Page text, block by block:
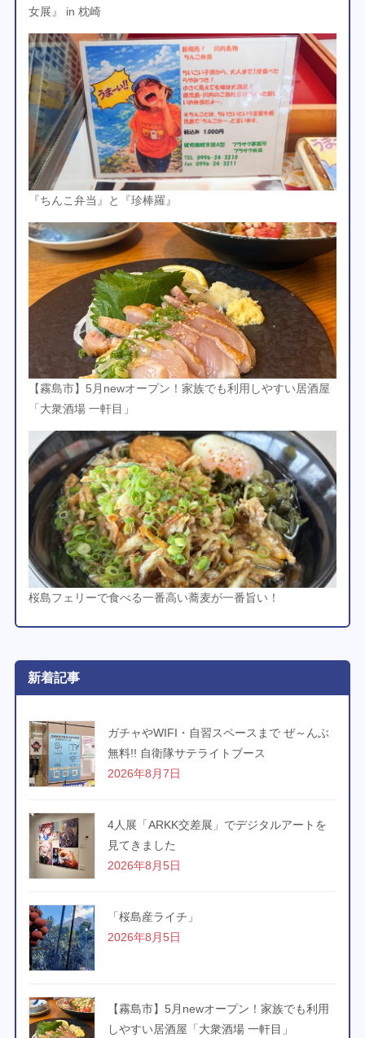
女展』 in 枕崎
『ちんこ弁当』と『珍棒羅』
【霧島市】5月newオープン！家族でも利用しやすい居酒屋
「大衆酒場 一軒目」
桜島フェリーで食べる一番高い蕎麦が一番旨い！
新着記事
ガチャやWIFI・自習スペースまで ぜ～んぶ
無料!! 自衛隊サテライトブース
2026年8月7日
4人展「ARKK交差展」でデジタルアートを
見てきました
2026年8月5日
「桜島産ライチ」
2026年8月5日
【霧島市】5月newオープン！家族でも利用
しやすい居酒屋「大衆酒場 一軒目」